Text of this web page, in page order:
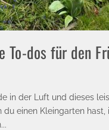
To-dos für den
in der Luft und dieses
du einen Kleingarten
...